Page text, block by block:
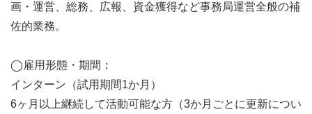
画・運営、総務、広報、資金獲得など事務局運営全般の補
佐的業務。
◯雇用形態・期間：
インターン（試用期間1か月）
6ヶ月以上継続して活動可能な方（3か月ごとに更新につい